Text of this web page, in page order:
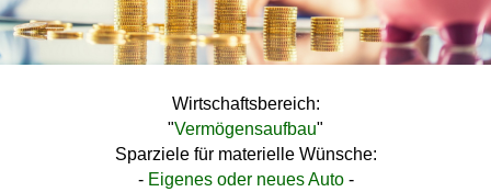
Wirtschaftsbereich:
"Vermögensaufbau"
Sparziele für materielle Wünsche:
- Eigenes oder neues Auto-